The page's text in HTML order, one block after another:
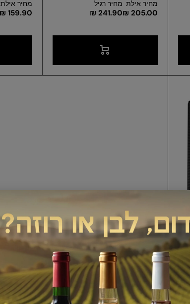
מחיר אילת
205.00 ₪
מחיר רגיל
241.90 ₪
מחיר אילת
159.90 ₪